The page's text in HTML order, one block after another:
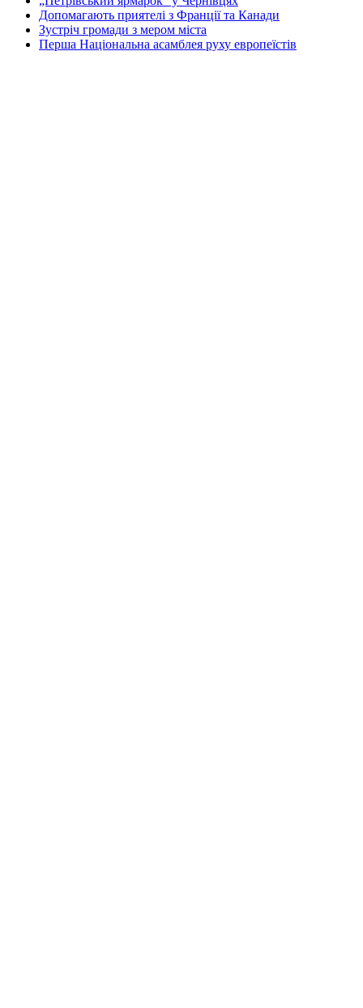
Допомагають приятелі з Франції та Канади
Зустріч громади з мером міста
Перша Національна асамблея руху европеїстів